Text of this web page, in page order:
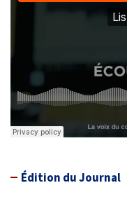
Édition du Journal